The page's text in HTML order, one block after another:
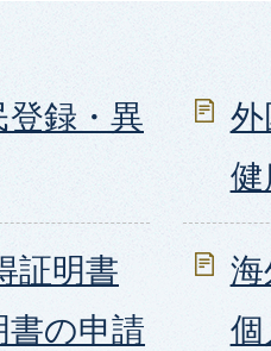
登録・異
証明書
書の申請